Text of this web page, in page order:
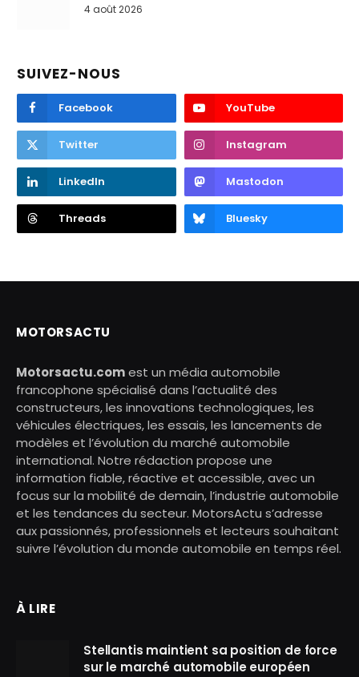
4 août 2026
SUIVEZ-NOUS
Facebook YouTube
Twitter Instagram
LinkedIn Mastodon
Threads Bluesky
MOTORSACTU
Motorsactu.comest un média automobile
francophone spécialisé dans l’actualité des
constructeurs, les innovations technologiques, les
véhicules électriques, les essais, les lancements de
modèles et l’évolution du marché automobile
international. Notre rédaction propose une
information fiable, réactive et accessible, avec un
focus sur la mobilité de demain, l’industrie automobile
et les tendances du secteur. MotorsActu s’adresse
aux passionnés, professionnels et lecteurs souhaitant
suivre l’évolution du monde automobile en temps réel.
À LIRE
Stellantis maintient sa position de force
sur le marché automobile européen